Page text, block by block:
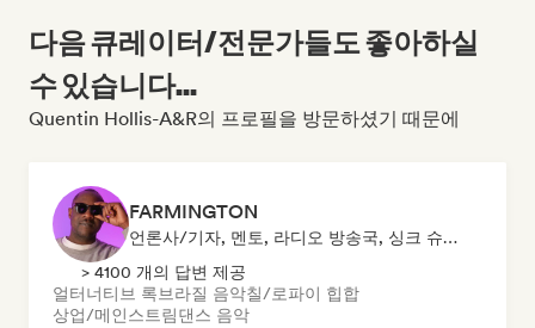
다음 큐레이터/전문가들도 좋아하실
수 있습니다...
Quentin Hollis-A&R의 프로필을 방문하셨기 때문에
FARMINGTON
언론사/기자, 멘토, 라디오 방송국, 싱크 슈퍼바이저
> 4100 개의 답변 제공
얼터너티브 록브라질 음악칠/로파이 힙합
상업/메인스트림댄스 음악